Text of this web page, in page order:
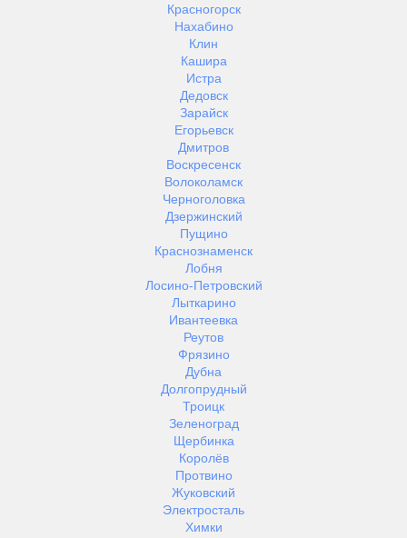
Красногорск
Нахабино
Клин
Кашира
Истра
Дедовск
Зарайск
Егорьевск
Дмитров
Воскресенск
Волоколамск
Черноголовка
Дзержинский
Пущино
Краснознаменск
Лобня
Лосино-Петровский
Лыткарино
Ивантеевка
Реутов
Фрязино
Дубна
Долгопрудный
Троицк
Зеленоград
Щербинка
Королёв
Протвино
Жуковский
Электросталь
Химки